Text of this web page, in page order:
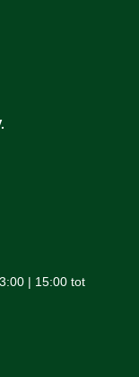
| 15:00 tot